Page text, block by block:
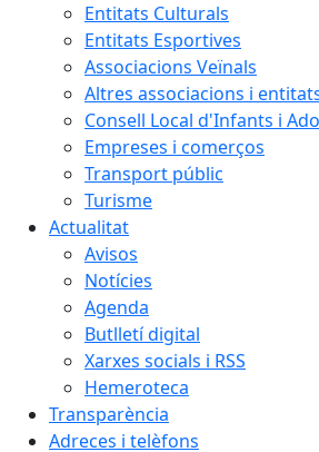
Entitats Culturals
Entitats Esportives
Associacions Veïnals
Altres associacions i
Consell Local d'Infants i
Empreses i comerços
Transport públic
Turisme
Actualitat
Avisos
Notícies
Agenda
Butlletí digital
Xarxes socials i RSS
Hemeroteca
Transparència
Adreces i telèfons